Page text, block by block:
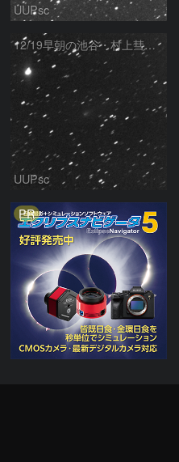
UUPsc
12/19早朝の池谷・村上彗星(P/2010 V1)
UUPsc
PR